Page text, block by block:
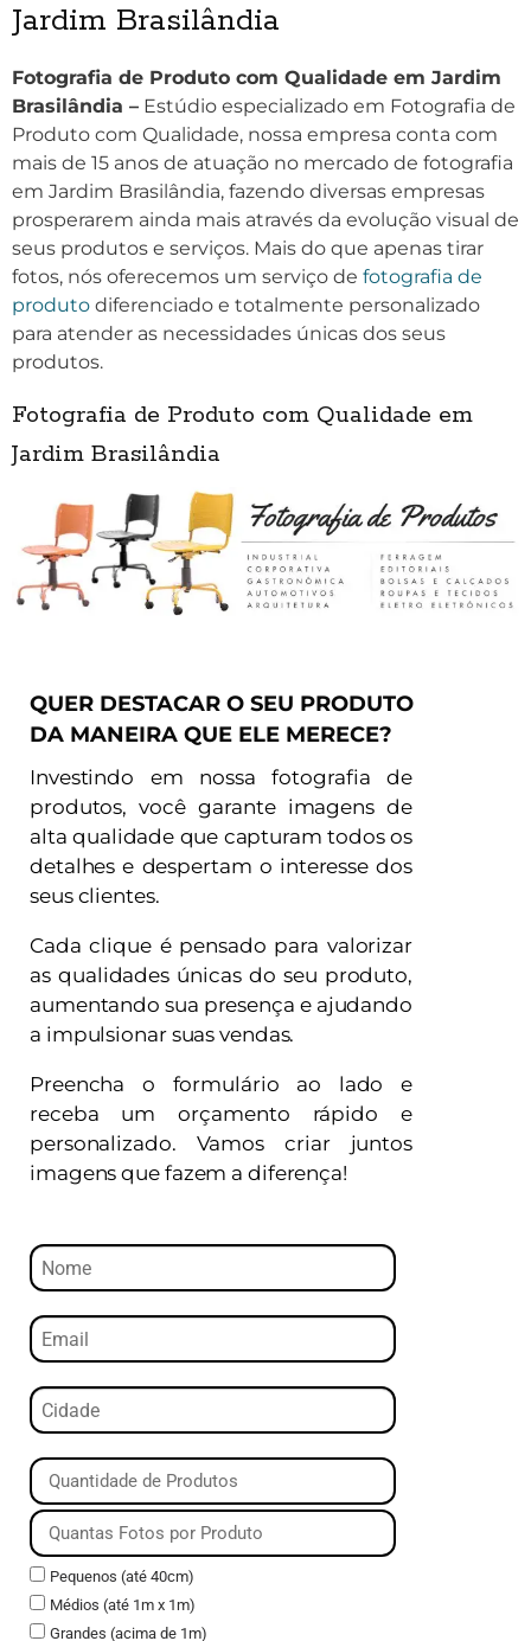
Jardim Brasilândia
Fotografia de Produto com Qualidade em Jardim
Brasilândia – Estúdio especializado em Fotografia de
Produto com Qualidade, nossa empresa conta com
mais de 15 anos de atuação no mercado de fotografia
em Jardim Brasilândia, fazendo diversas empresas
prosperarem ainda mais através da evolução visual de
seus produtos e serviços. Mais do que apenas tirar
fotos, nós oferecemos um serviço de fotografia de
produto diferenciado e totalmente personalizado
para atender as necessidades únicas dos seus
produtos.
Fotografia de Produto com Qualidade em
Jardim Brasilândia
QUER DESTACAR O SEU PRODUTO
DA MANEIRA QUE ELE MERECE?
Investindo em nossa fotografia de
produtos, você garante imagens de
alta qualidade que capturam todos os
detalhes e despertam o interesse dos
seus clientes.
Cada clique é pensado para valorizar
as qualidades únicas do seu produto,
aumentando sua presença e ajudando
a impulsionar suas vendas.
Preencha o formulário ao lado e
receba um orçamento rápido e
personalizado. Vamos criar juntos
imagens que fazem a diferença!
Pequenos (até 40cm)
Médios (até 1m x 1m)
Grandes (acima de 1m)